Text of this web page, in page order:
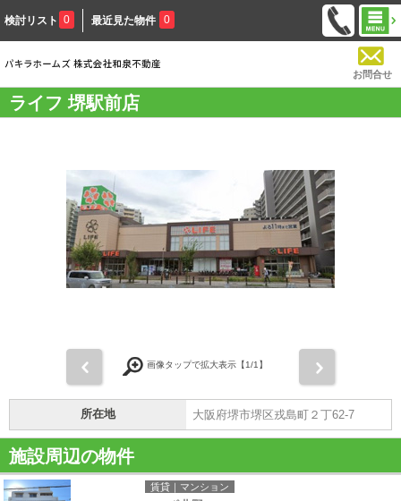
検討リスト 0 最近見た物件 0
お問合せ
ライフ 堺駅前店
画像タップで拡大表示【1/1】
所在地 大阪府堺市堺区戎島町２丁62-7
施設周辺の物件
賃貸｜マンション